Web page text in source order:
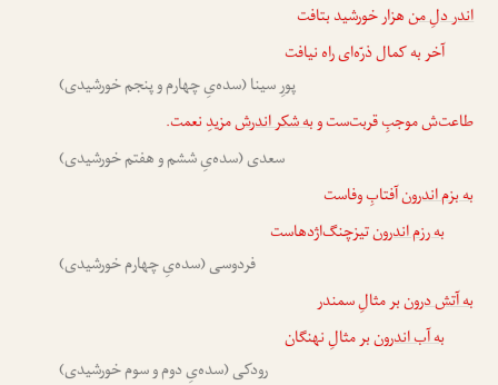
اندر دلِ منهزار خورشید بتافت
آخر به کمال ذرّه‌ای راه نیافت
پورِ سینا (سده‌یِ چهارم و پنجم خورشیدی)
طاعت‌ش موجبِ قربت‌ست وبه شکر اندرشمزیدِ نعمت.
سعدی (سده‌یِ ششم و هفتم خورشیدی)
به بزم اندرونآفتابِ وفاست
به رزم اندرونتیزچنگ‌اژدهاست
فردوسی (سده‌یِ چهارم خورشیدی)
به آتش درونبر مثالِ سمندر
به آب اندرونبر مثالِ نهنگان
رودکی (سده‌یِ دوم و سوم خورشیدی)